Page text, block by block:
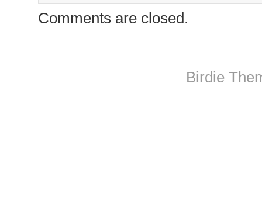
Comments are closed.
Birdie